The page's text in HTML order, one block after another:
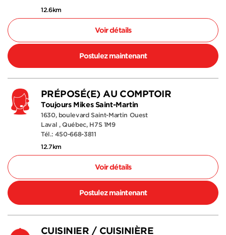
12.6km
Voir détails
Postulez maintenant
PRÉPOSÉ(E) AU COMPTOIR
Toujours Mikes Saint-Martin
1630, boulevard Saint-Martin Ouest
Laval , Québec, H7S 1M9
Tél.: 450-668-3811
12.7km
Voir détails
Postulez maintenant
CUISINIER / CUISINIÈRE